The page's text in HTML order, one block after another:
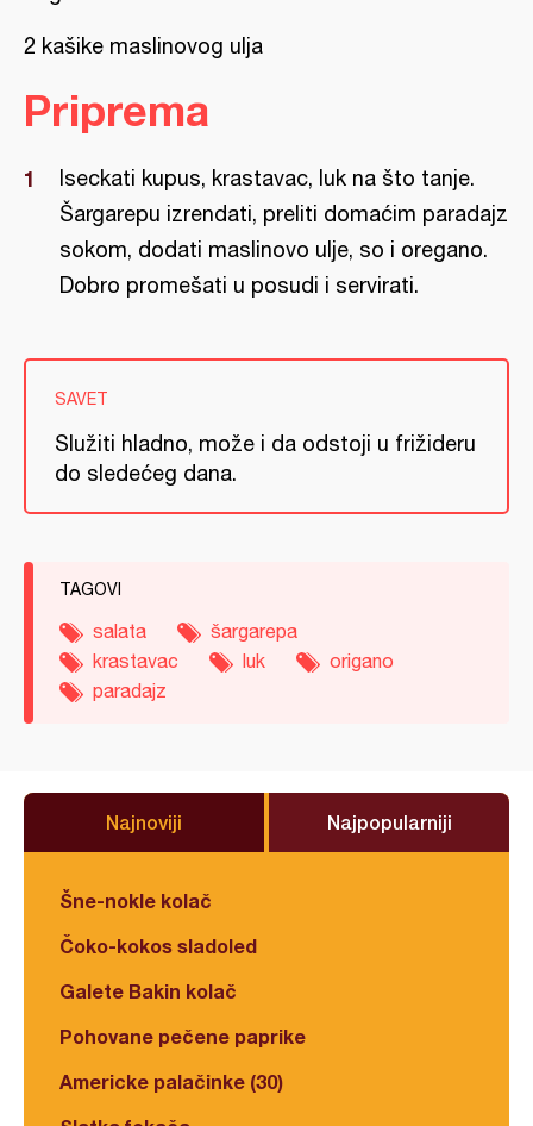
2 kašike maslinovog ulja
Priprema
Iseckati kupus, krastavac, luk na što tanje.
Šargarepu izrendati, preliti domaćim paradajz
sokom, dodati maslinovo ulje, so i oregano.
Dobro promešati u posudi i servirati.
SAVET
Služiti hladno, može i da odstoji u frižideru
do sledećeg dana.
TAGOVI
salata
šargarepa
krastavac
luk
origano
paradajz
Najnoviji Najpopularniji
Šne-nokle kolač
Čoko-kokos sladoled
Galete Bakin kolač
Pohovane pečene paprike
Americke palačinke (30)